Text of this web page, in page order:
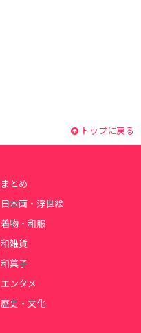
トップに戻る
まとめ
日本画・浮世絵
着物・和服
和雑貨
和菓子
エンタメ
歴史・文化